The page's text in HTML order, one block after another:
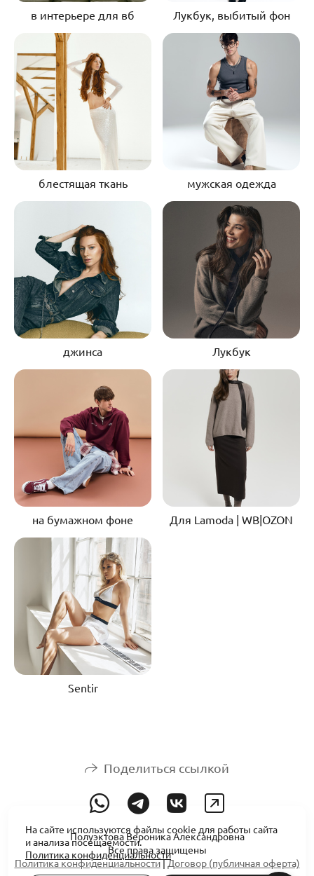
в интерьере для вб Лукбук, выбитый фон
блестящая ткань мужская одежда
джинса Лукбук
на бумажном фоне Для Lamoda | WB|OZON
Sentir
Поделиться ссылкой
Полуэктова Вероника Александровна
Все права защищены
Политика конфиденциальности|Договор (публичная оферта)
На сайте используются файлы cookie для работы сайта
и анализа посещаемости.
Политика конфиденциальности